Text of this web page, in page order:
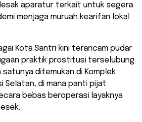
aparatur terkait untuk segera
menjaga muruah kearifan lokal
Kota Santri kini terancam pudar
praktik prostitusi terselubung
ditemukan di Komplek
Selatan, di mana panti pijat
bebas beroperasi layaknya